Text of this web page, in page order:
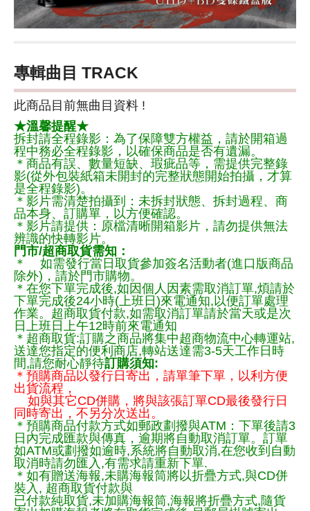
專輯曲目 TRACK
此商品目前無曲目資料 !
★溫馨提醒★
拆封請全程錄影：為了保障雙方權益，請於開箱過
程中務必全程錄影，以確保商品是否有遺漏。
＊商品有誤、數量短缺、瑕疵品等，需提供完整錄
影(從外包裝紙箱未開封的完整狀態開始拍攝，才算
是全程錄影)。
＊影片需清楚拍攝到：未拆封狀態、拆封過程、商
品本身、訂購單，以方便確認。
＊影片請提供：原檔清晰開箱影片，請勿提供無法
辨識的快轉影片。
門市/超商取貨需知：
＊ 如需發行當日取貨參加簽名活動者(進口版商品
除外)，請於門市購物。
＊在您下單完成後,如因個人因素需取消訂單,煩請於
下單完成後24小時(上班日)來電通知,以便訂單處理
作業。超商取貨付款,如需取消訂單請於當天或是次
日上班日上午12時前來電通知
＊超商取貨:訂購之商品將集中超商物流中心轉運站,
送達您指定的便利商店,轉站送達需3-5天工作日時
間,請您耐心靜待訂購須知:
＊預購商品以發行日寄出，請單筆下單，以利方便
出貨流程，
如與其它CD併購，將與該張訂單CD最後發行日
同時寄出，不另分次送出。
＊預購商品付款方式如郵政劃撥與ATM：下單後請3
日內完成匯款與傳真，逾期將自動取消訂單。訂單
如ATM或劃撥如逾時,系統將自動取消,在您收到自動
取消時請勿匯入,有需求請重新下單.
＊如有贈送海報,未購海報筒將以折疊方式,與CD併
裝入, 超商取貨付款與
已付款純取貨,未加購海報筒,海報將折疊方式,隨貨